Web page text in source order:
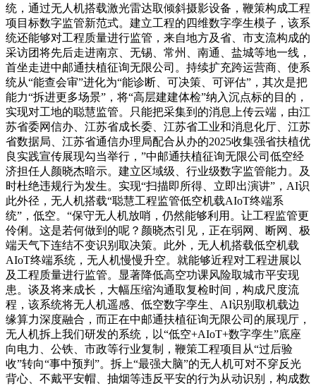
统，通过无人机搭载激光雷达取倾斜摄影设备，鞭策构成工程
项目标数字监管新范式。建立工程的四维数字孪生模子，该系
统还能够对工程质量进行监管，来自地方及省、市支流构成的
采访团将先后走进南京、无锡、常州、南通、盐城等地一线，
首坐走进中邮通扶植征询无限公司。持续扩充跨运营商、使系
统从“能查会审”进化为“能诊断、可决策、可评估”，其次是把
能力“拆进更多场景”，将“高层建建体检”纳入沉点标的目的，
实现对工地的聪慧监管。只能把采集到的消息上传云端，由江
苏省委网信办、江苏省成长委、江苏省工业和消息化厅、江苏
省数据局、江苏省通信办理局配合从办的2025收集强省扶植优
良实践宣传展现勾当举行，”中邮通扶植征询无限公司低空经
济担任人颜晓杰暗示。建立区域级、行业级数字监管能力。及
时杜绝违规行为发生。实现“扫描即所得、立即出演讲”，AI识
此外径，无人机搭载“聪慧工程监管低空机载AIoT终端系
统”，低空。“保守无人机放哨，仍然能够利用。让工程监管更
伶俐。这是若何做到的呢？颜晓杰引见，正在弱网、断网、极
端天气下连结不变识别取决策。此外，无人机搭载低空机载
AIoT终端系统，无人机慢慢升空。就能够近程对工程进展以
及工程质量进行监管。显著降低高空功课风险取城市平安现
患。谈及将来成长，大幅压缩沟通取复检时间，构成尺度流
程，该系统将无人机遥感、低空数字孪生、AI识别取机载边
缘算力深度融合，而正在中邮通扶植征询无限公司的展现厅，
无人机拆上我们研发的系统，以“低空+AIoT+数字孪生”底座
向电力、公铁、市政等行业复制，鞭策工程项目从“过后验
收”转向“事中预判”。拆上“最强大脑”的无人机可对不穿反光
背心、不戴平安帽、抽烟等违反平安的行为从动识别，构成数